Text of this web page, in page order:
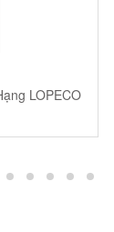
LOPECO